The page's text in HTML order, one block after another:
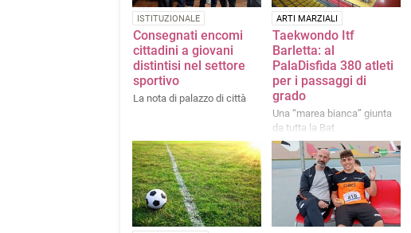
ISTITUZIONALE
Consegnati encomi
cittadini a giovani
distintisi nel settore
sportivo
La nota di palazzo di città
ARTI MARZIALI
Taekwondo Itf
Barletta: al
PalaDisfida 380 atleti
per i passaggi di
grado
Una “marea bianca” giunta
da tutta la Bat